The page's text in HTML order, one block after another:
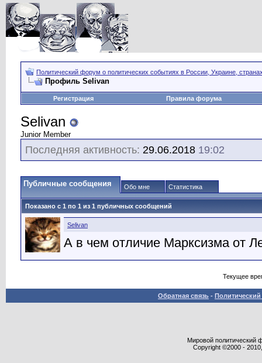
Политический форум о политических событиях в России, Украине,
Профиль Selivan
Регистрация Правила форума
Selivan
Junior Member
Последняя активность: 29.06.2018 19:02
Публичные сообщения Обо мне Статистика
Показано с 1 по 1 из 1 публичных сообщений
Selivan
А в чем отличие Марксизма от
Текущее
Обратная связь -
Мировой политический
Copyright ©2000 -